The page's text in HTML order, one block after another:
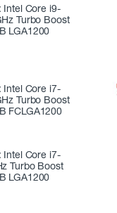
Core i9-
Turbo Boost
LGA1200
Core i7-
Turbo Boost
FCLGA1200
Core i7-
Turbo Boost
LGA1200